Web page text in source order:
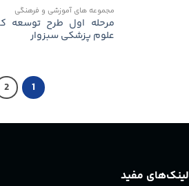
مجموعه های آموزشی و فرهنگی
مرحله اول طرح توسعه
علوم پزشكی سبزوار
1
2
لینک‌های مفید